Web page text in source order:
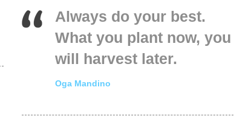
Always do your best.
What you plant now, you
will harvest later.
Oga Mandino